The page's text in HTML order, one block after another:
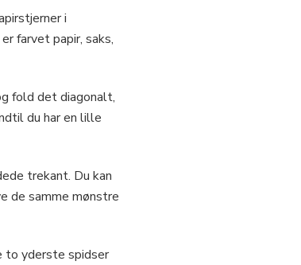
i
farvet papir, saks,
fold det diagonalt,
du har en lille
trekant. Du kan
de samme mønstre
to yderste spidser